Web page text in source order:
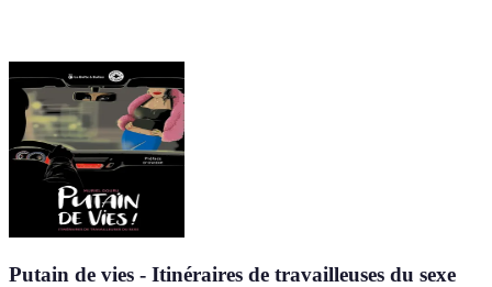
Putain de vies - Itinéraires de travailleuses du sexe